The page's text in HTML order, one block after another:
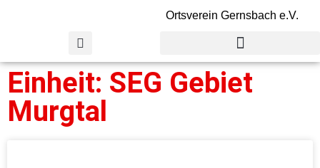
Ortsverein Gernsbach e.V.
Einheit: SEG Gebiet
Murgtal